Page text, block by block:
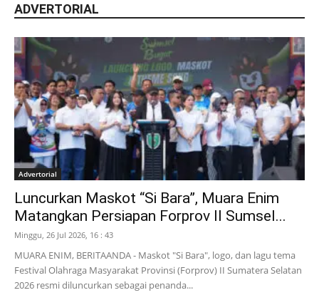
ADVERTORIAL
Advertorial
Luncurkan Maskot “Si Bara”, Muara Enim
Matangkan Persiapan Forprov II Sumsel...
Minggu, 26 Jul 2026, 16 : 43
MUARA ENIM, BERITAANDA - Maskot "Si Bara", logo, dan lagu tema
Festival Olahraga Masyarakat Provinsi (Forprov) II Sumatera Selatan
2026 resmi diluncurkan sebagai penanda...